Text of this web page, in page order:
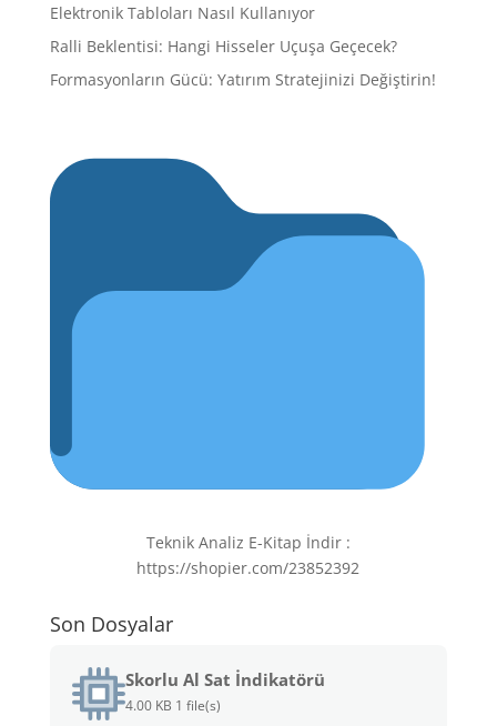
Elektronik Tabloları Nasıl Kullanıyor
Ralli Beklentisi: Hangi Hisseler Uçuşa Geçecek?
Formasyonların Gücü: Yatırım Stratejinizi Değiştirin!
Teknik Analiz E-Kitap İndir :
https://shopier.com/23852392
Son Dosyalar
Skorlu Al Sat İndikatörü
4.00 KB 1 file(s)